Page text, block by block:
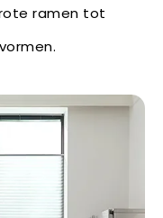
ramen tot